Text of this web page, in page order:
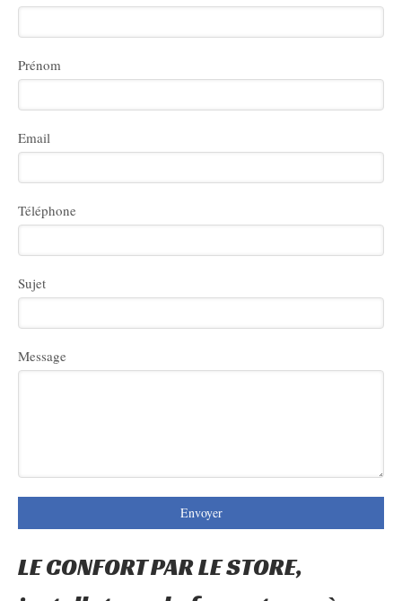
Prénom
Email
Téléphone
Sujet
Message
Envoyer
LE CONFORT PAR LE STORE,